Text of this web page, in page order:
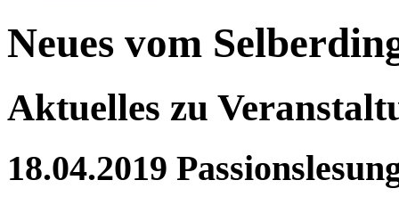
Neues vom
Aktuelles zu
18.04.2019